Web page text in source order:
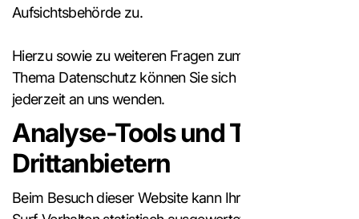
Aufsichtsbehörde zu.
Hierzu sowie zu weiteren Fragen zum
Thema Datenschutz können Sie sich
jederzeit an uns wenden.
Analyse-Tools und Tools von
Drittanbietern
Beim Besuch dieser Website kann Ihr